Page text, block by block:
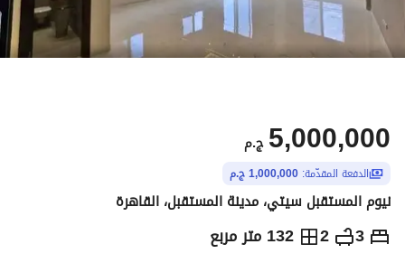
ج.م 5,000,000
الدفعة المقدّمة: 1,000,000 ج.م
نيوم المستقبل سيتي، مدينة المستقبل، القاهرة
3
2 132 متر مربع ج.م5,000,000